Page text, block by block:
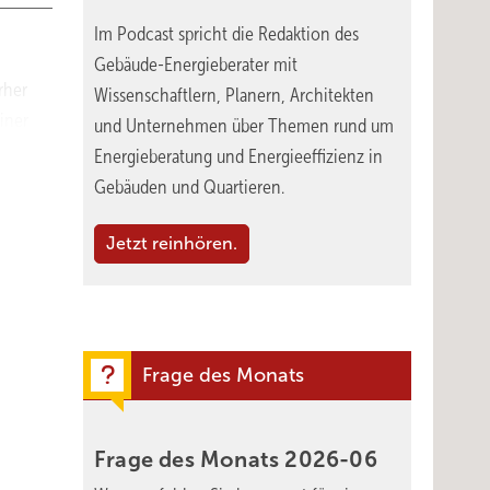
Im Podcast spricht die Redaktion des
Gebäude-Energieberater mit
Wissenschaftlern, Planern, Architekten
und Unternehmen über Themen rund um
Energieberatung und Energieeffizienz in
Gebäuden und Quartieren.
Jetzt reinhören.
Frage des Monats
Frage des Monats 2026-06